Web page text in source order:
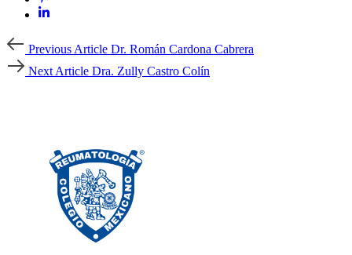
Previous
ArticlePrevious Article Dr. Román Cardona Cabrera
Next
ArticleNext Article Dra. Zully Castro Colín